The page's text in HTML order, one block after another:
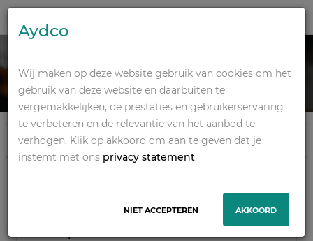
LOGISTIEK
Taakfilters Filters wissen
1-14 van 14 resultaten
Aydco
Wij maken op deze website gebruik van cookies om het
gebruik van deze website en daarbuiten te
vergemakkelijken, de prestaties en gebruikerservaring
te verbeteren en de relevantie van het aanbod te
verhogen. Klik op akkoord om aan te geven dat je
instemt met ons privacy statement.
NIET ACCEPTEREN AKKOORD